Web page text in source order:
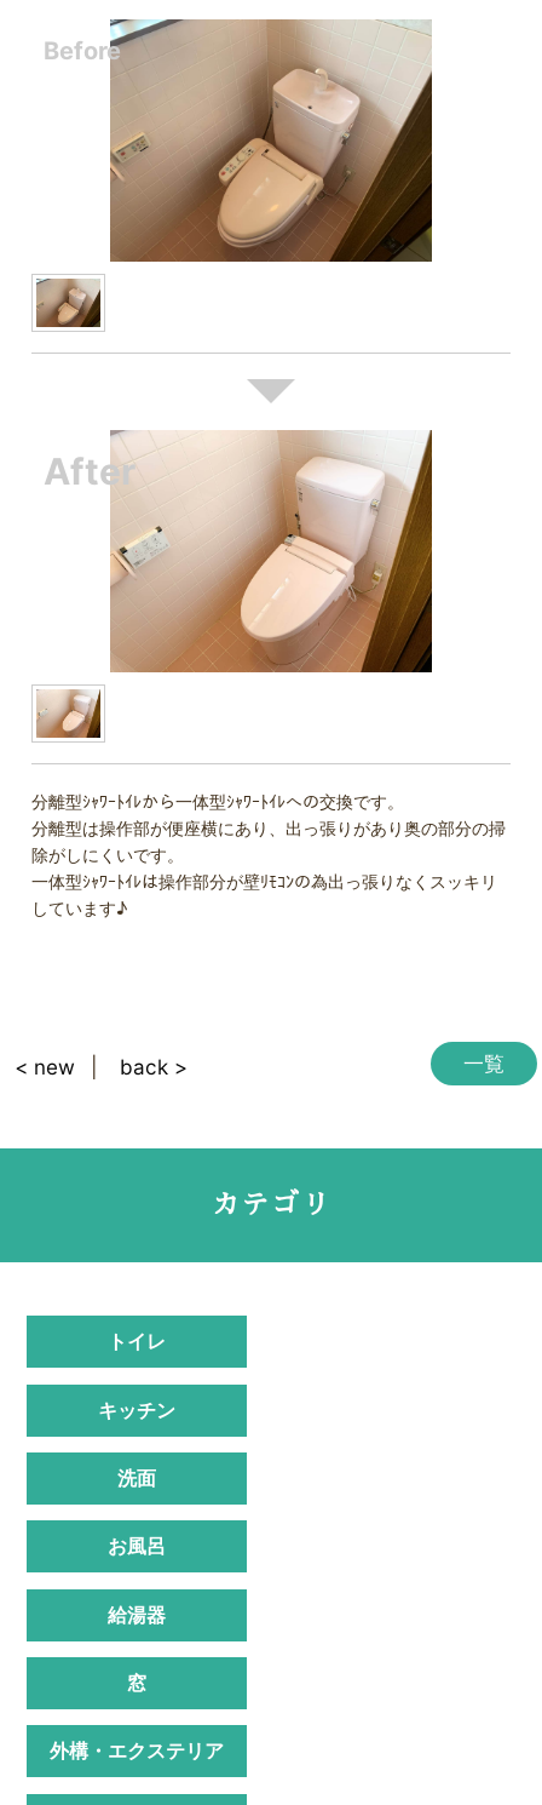
分離型ｼｬﾜｰﾄｲﾚから一体型ｼｬﾜｰﾄｲﾚへの交換です。
分離型は操作部が便座横にあり、出っ張りがあり奥の部分の掃
除がしにくいです。
一体型ｼｬﾜｰﾄｲﾚは操作部分が壁ﾘﾓｺﾝの為出っ張りなくスッキリ
しています♪
一覧
< new back >
カテゴリ
トイレ
キッチン
洗面
お風呂
給湯器
窓
外構・エクステリア